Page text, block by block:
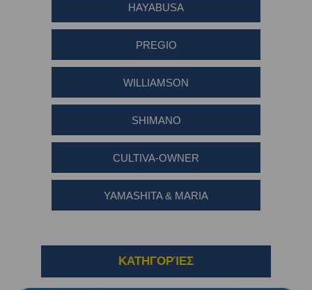
HAYABUSA
PREGIO
WILLIAMSON
SHIMANO
CULTIVA-OWNER
YAMASHITA & MARIA
ΚΑΤΗΓΟΡΊΕΣ